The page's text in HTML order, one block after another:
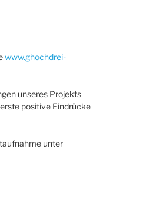
www.ghochdrei-
unseres Projekts
positive Eindrücke
unter